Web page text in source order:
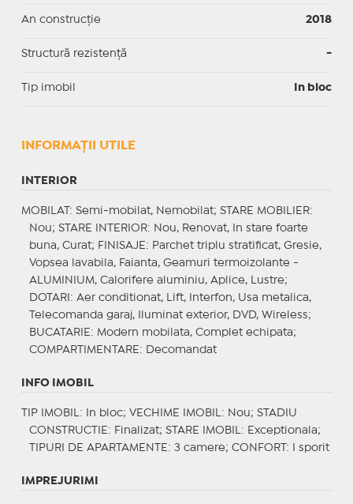
An construcție 2018
Structură rezistență -
Tip imobil In bloc
INFORMAŢII UTILE
INTERIOR
MOBILAT : Semi-mobilat, Nemobilat; STARE MOBILIER:
Nou; STARE INTERIOR: Nou, Renovat, In stare foarte
buna, Curat; FINISAJE : Parchet triplu stratificat, Gresie,
Vopsea lavabila, Faianta, Geamuri termoizolante -
ALUMINIUM, Calorifere aluminiu, Aplice, Lustre;
DOTARI : Aer conditionat, Lift, Interfon, Usa metalica,
Telecomanda garaj, Iluminat exterior, DVD, Wireless;
BUCATARIE : Modern mobilata, Complet echipata;
COMPARTIMENTARE : Decomandat
INFO IMOBIL
TIP IMOBIL : In bloc; VECHIME IMOBIL : Nou; STADIU
CONSTRUCTIE : Finalizat; STARE IMOBIL : Exceptionala;
TIPURI DE APARTAMENTE : 3 camere; CONFORT : I sporit
IMPREJURIMI